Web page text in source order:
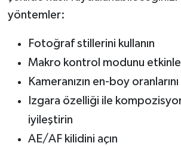
yöntemler:
Fotoğraf stillerini kullanın
Makro kontrol modunu
Kameranızın en-boy
Izgara özelliği ile
iyileştirin
AE/AF kilidini açın